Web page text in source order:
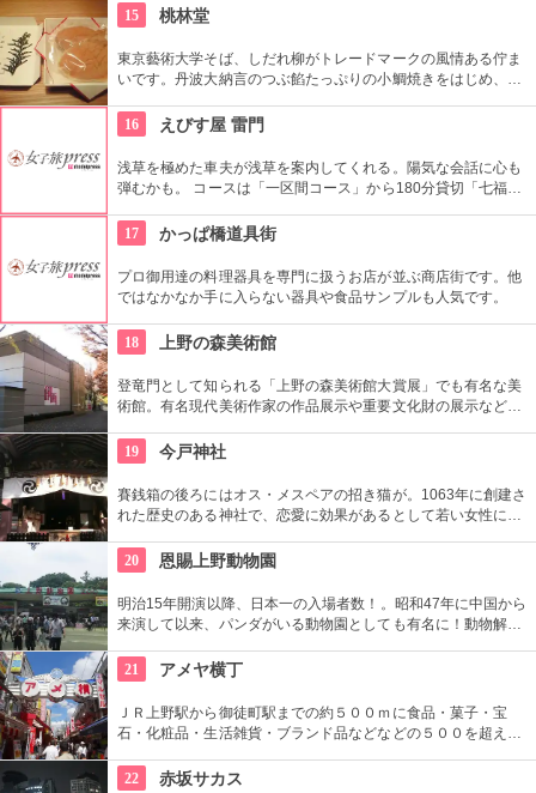
す。オリジナルグッズを販売するミュージアムショップや食事
もできるカフェなども併設されています。
15 桃林堂
東京藝術大学そば、しだれ柳がトレードマークの風情ある佇ま
いです。丹波大納言のつぶ餡たっぷりの小鯛焼きをはじめ、水
ます。お抹茶をいただきながら店内でも。
16 えびす屋 雷門
浅草を極めた車夫が浅草を案内してくれる。陽気な会話に心も
弾むかも。 コースは「一区間コース」から180分貸切「七福神
好評だとか。
17 かっぱ橋道具街
プロ御用達の料理器具を専門に扱うお店が並ぶ商店街です。他
ではなかなか手に入らない器具や食品サンプルも人気です。
18 上野の森美術館
登竜門として知られる「上野の森美術館大賞展」でも有名な美
術館。有名現代美術作家の作品展示や重要文化財の展示など、
休めるのもいかが？
19 今戸神社
賽銭箱の後ろにはオス・メスペアの招き猫が。1063年に創建さ
れた歴史のある神社で、恋愛に効果があるとして若い女性に人
購入してみては？
20 恩賜上野動物園
明治15年開演以降、日本一の入場者数！。昭和47年に中国から
来演して以来、パンダがいる動物園としても有名に！動物解説
21
アメヤ横丁
ＪＲ上野駅から御徒町駅までの約５００ｍに食品・菓子・宝
石・化粧品・生活雑貨・ブランド品などなどの５００を超える
叩き売りがある。
22 赤坂サカス